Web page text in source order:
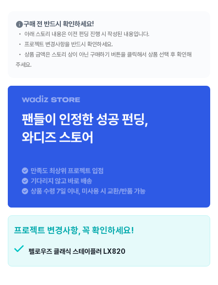
구매 전 반드시 확인하세요!
아래 스토리 내용은 이전 펀딩 진행 시 작성된 내용입니다.
프로젝트 변경사항을 반드시 확인하세요.
상품 금액은 스토리 상이 아닌 구매하기 버튼을 클릭해서 상품 선택 후 확인해
주세요.
프로젝트 변경사항, 꼭 확인하세요!
펠로우즈 클래식 스테이플러 LX820